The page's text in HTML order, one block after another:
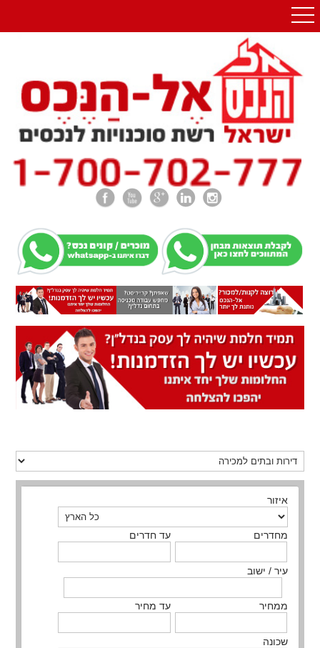
איזור
מחדרים עד חדרים
עיר / ישוב
ממחיר עד מחיר
שכונה